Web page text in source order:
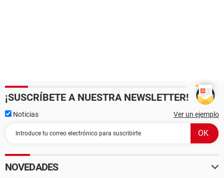
¡SUSCRÍBETE A NUESTRA NEWSLETTER!
Noticias Ver un ejemplo
NOVEDADES